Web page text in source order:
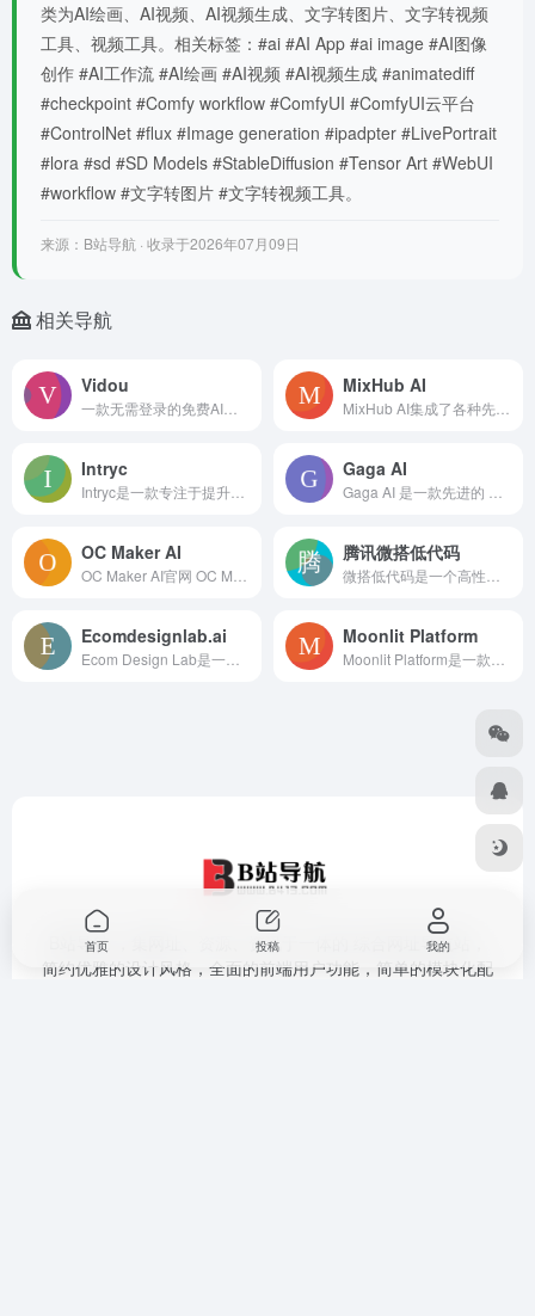
类为AI绘画、AI视频、AI视频生成、文字转图片、文字转视频
工具、视频工具。相关标签：#ai #AI App #ai image #AI图像
创作 #AI工作流 #AI绘画 #AI视频 #AI视频生成 #animatediff
#checkpoint #Comfy workflow #ComfyUI #ComfyUI云平台
#ControlNet #flux #Image generation #ipadpter #LivePortrait
#lora #sd #SD Models #StableDiffusion #Tensor Art #WebUI
#workflow #文字转图片 #文字转视频工具。
来源：B站导航 · 收录于2026年07月09日
相关导航
Vidou MixHub AI
Intryc Gaga AI
OC Maker AI 腾讯微搭低代码
Ecomdesignlab.ai Moonlit Platform
B站导航 ，集网址、资源、资讯于一体的 综合网址导航站，
简约优雅的设计风格，全面的前端用户功能，简单的模块化配
首页 投稿 我的